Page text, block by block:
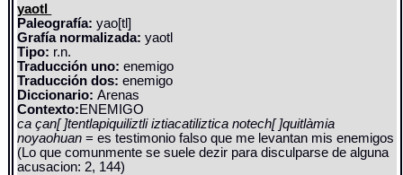
yaotl
Paleografía: yao[tl]
Grafía normalizada: yaotl
Tipo: r.n.
Traducción uno: enemigo
Traducción dos: enemigo
Diccionario:Arenas
Contexto:ENEMIGO
ca çan[ ]tentlapiquiliztli iztiacatiliztica notech[ ]quitlàmia
noyaohuan= es testimonio falso que me levantan mis enemigos
(Lo que comunmente se suele dezir para disculparse de alguna
acusacion: 2, 144)